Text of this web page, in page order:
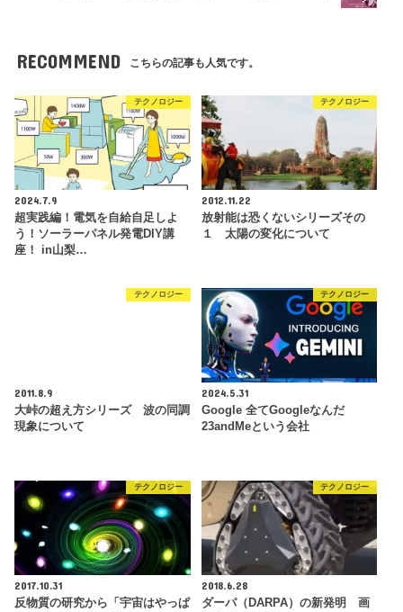
RECOMMEND こちらの記事も人気です。
テクノロジー
2024.7.9
超実践編！電気を自給自足しよ
う！ソーラーパネル発電DIY講
座！ in山梨…
テクノロジー
2012.11.22
放射能は恐くないシリーズその
１ 太陽の変化について
テクノロジー
2011.8.9
大峠の超え方シリーズ 波の同調
現象について
テクノロジー
2024.5.31
Google 全てGoogleなんだ
23andMeという会社
テクノロジー
2017.10.31
反物質の研究から「宇宙はやっぱ
テクノロジー
2018.6.28
ダーパ（DARPA）の新発明 画